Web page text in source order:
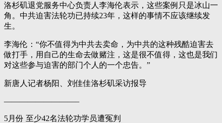
洛杉矶退党服务中心负责人李海伦表示，这些案例只是冰山一
角。中共迫害法轮功已持续23年，这样的事情不应该继续发
生。
李海伦：“你不值得为中共去卖命，为中共的这种残酷迫害去
做打手，用自己的生命去做赌注，这是很不值得，这也是我们
对这些参与迫害的部门个人的一个忠告。”
新唐人记者杨阳、刘佳佳洛杉矶采访报导
—————————–
5月份 至少42名法轮功学员遭冤判